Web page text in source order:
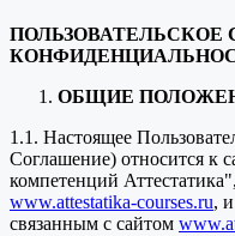
ОБЩИЕ
1.1. Настоящее
Соглашение) относится к
компетенций
www.attestatika-courses.ru,
связанным с сайтом